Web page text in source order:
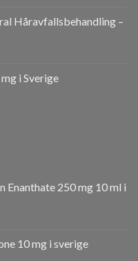
Håravfallsbehandling –
i Sverige
Enanthate 250 mg 10 ml i
10 mg i sverige